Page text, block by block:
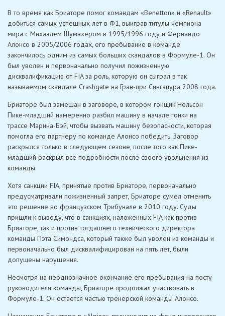
В то время как Бриаторе помог командам «Benetton» и «Renault»
добиться самых успешных лет в Ф1, выиграв титулы чемпиона
мира с Михаэлем Шумахером в 1995/1996 году и Фернандо
Алонсо в 2005/2006 годах, его пребывание в команде
закончилось одним из самых больших скандалов в Формуле-1. Он
был уволен и первоначально получил пожизненную
дисквалификацию от FIA за роль, которую он сыграл в так
называемом скандале Crashgate на Гран-при Сингапура 2008 года.
Бриаторе был замешан в заговоре, в котором гонщик Нельсон
Пике-младший намеренно разбил машину в начале гонки на
трассе Марина-Бэй, чтобы вызвать машину безопасности, которая
помогла его партнеру по команде Алонсо победить. Заговор
раскрылся только в следующем сезоне, после того как Пике-
младший раскрыл все подробности после своего увольнения из
команды.
Хотя санкции FIA, принятые против Бриаторе, первоначально
предусматривали пожизненный запрет, Бриаторе сумел отменить
это решение во французском Трибунале в 2010 году. Суды
пришли к выводу, что в санкциях, наложенных FIA как против
Бриаторе, так и против тогдашнего технического директора
команды Пэта Симондса, который также был уволен из команды и
первоначально был дисквалифицирован на пять лет, были
допущены нарушения.
Несмотря на неоднозначное окончание его пребывания на посту
руководителя команды, Бриаторе продолжал участвовать в
Формуле-1. Он остается частью тренерской команды Алонсо.